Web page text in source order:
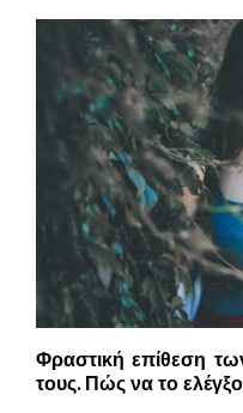
Φραστική επίθεση
τους. Πώς να το